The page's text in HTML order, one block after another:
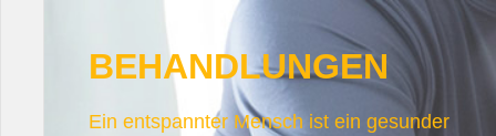
BEHANDLUNGEN
Ein entspannter Mensch ist ein gesunder